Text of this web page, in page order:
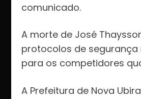
comunicado.
A morte de José
protocolos de
para os competidores
A Prefeitura de Nova